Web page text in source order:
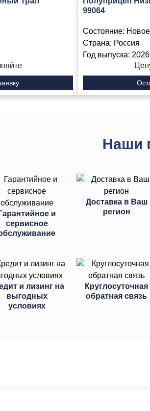
99064
Состояние: Новое
Страна: Россия
Год выпуска: 2026
Наши
Гарантийное и
сервисное
Доставка в Ваш
регион
и лизинг на
выгодных
условиях
Круглосуточная
обратная связь